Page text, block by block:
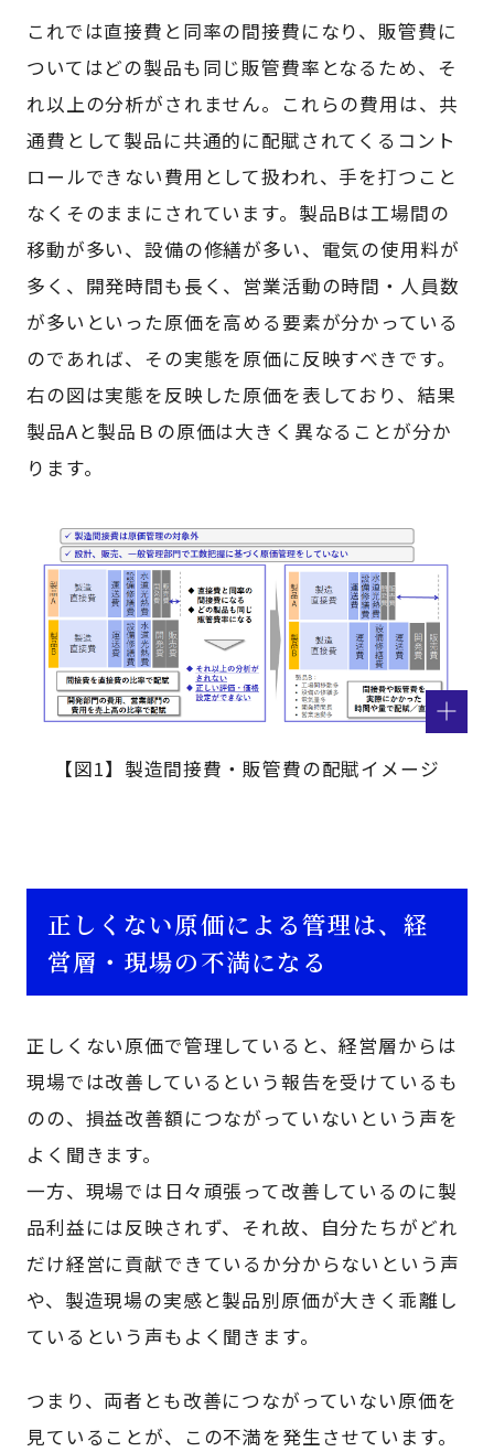
これでは直接費と同率の間接費になり、販管費に
ついてはどの製品も同じ販管費率となるため、そ
れ以上の分析がされません。これらの費用は、共
通費として製品に共通的に配賦されてくるコント
ロールできない費用として扱われ、手を打つこと
なくそのままにされています。製品Bは工場間の
移動が多い、設備の修繕が多い、電気の使用料が
多く、開発時間も長く、営業活動の時間・人員数
が多いといった原価を高める要素が分かっている
のであれば、その実態を原価に反映すべきです。
右の図は実態を反映した原価を表しており、結果
製品Aと製品Ｂの原価は大きく異なることが分か
ります。
【図1】製造間接費・販管費の配賦イメージ
正しくない原価による管理は、経
営層・現場の不満になる
正しくない原価で管理していると、経営層からは
現場では改善しているという報告を受けているも
のの、損益改善額につながっていないという声を
よく聞きます。
一方、現場では日々頑張って改善しているのに製
品利益には反映されず、それ故、自分たちがどれ
だけ経営に貢献できているか分からないという声
や、製造現場の実感と製品別原価が大きく乖離し
ているという声もよく聞きます。
つまり、両者とも改善につながっていない原価を
見ていることが、この不満を発生させています。